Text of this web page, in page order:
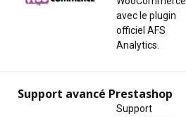
avec le plugin
officiel AFS
Analytics.
Support avancé Prestashop
Support